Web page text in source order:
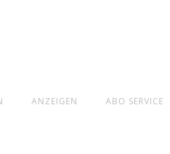
ANZEIGEN ABO SERVICE